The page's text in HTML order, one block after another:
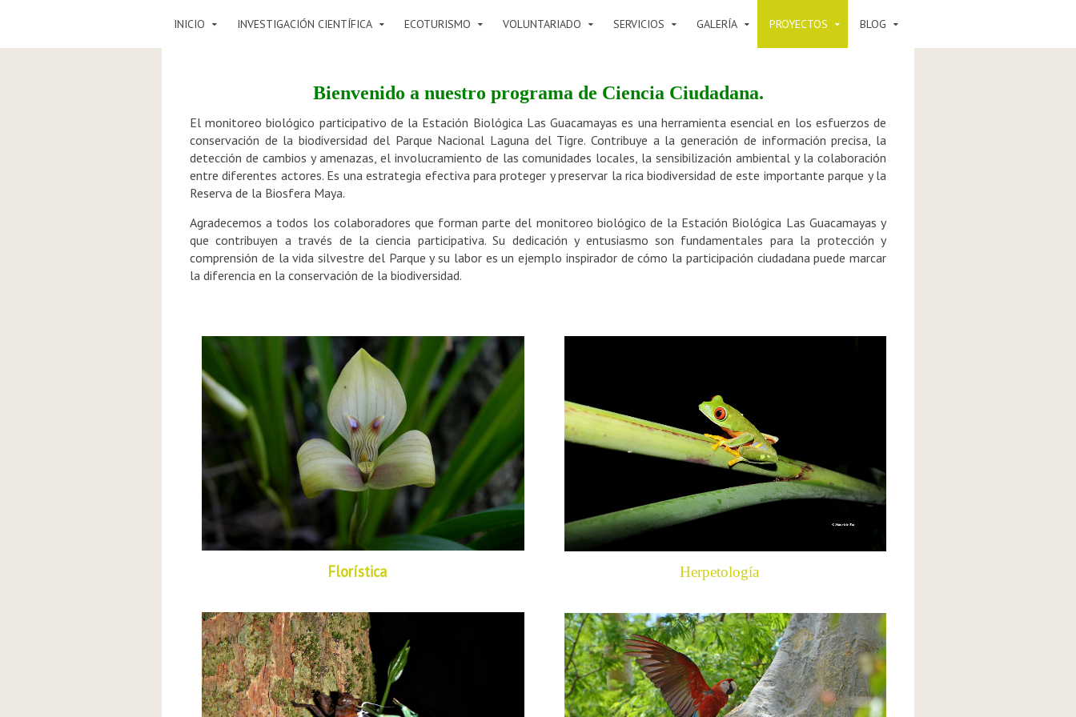
INICIO INVESTIGACIÓN CIENTÍFICA ECOTURISMO VOLUNTARIADO SERVICIOS GALERÍA PROYECTOS BLOG
Bienvenido a nuestro programa de Ciencia Ciudadana.
El monitoreo biológico participativo de la Estación Biológica Las Guacamayas es una herramienta esencial en los esfuerzos de
conservación de la biodiversidad del Parque Nacional Laguna del Tigre. Contribuye a la generación de información precisa, la
detección de cambios y amenazas, el involucramiento de las comunidades locales, la sensibilización ambiental y la colaboración
entre diferentes actores. Es una estrategia efectiva para proteger y preservar la rica biodiversidad de este importante parque y la
Reserva de la Biosfera Maya.
Agradecemos a todos los colaboradores que forman parte del monitoreo biológico de la Estación Biológica Las Guacamayas y
que contribuyen a través de la ciencia participativa. Su dedicación y entusiasmo son fundamentales para la protección y
comprensión de la vida silvestre del Parque y su labor es un ejemplo inspirador de cómo la participación ciudadana puede marcar
la diferencia en la conservación de la biodiversidad.
Florística Herpetología